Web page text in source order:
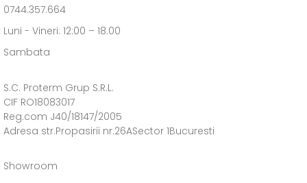
0744.357.664
Luni - Vineri: 12:00 – 18.00
Sambata
S.C. Proterm Grup S.R.L.
CIF RO18083017
Reg.com J40/18147/2005
Adresa str.Propasirii nr.26ASector 1Bucuresti
Showroom